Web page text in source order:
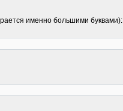
именно большими буквами):